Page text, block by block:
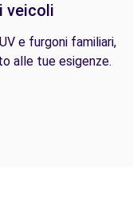
veicoli
e furgoni familiari,
alle tue esigenze.